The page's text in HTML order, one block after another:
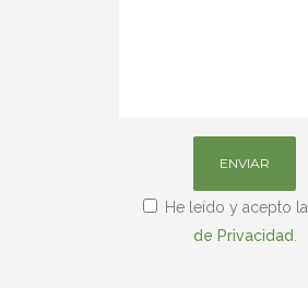
He leído y acepto la
de Privacidad